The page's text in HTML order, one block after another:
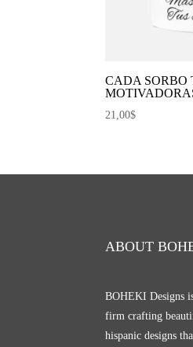
CADA SORBO
21,00$
ABOUT
BOHEKI Designs
firm crafting
hispanic designs